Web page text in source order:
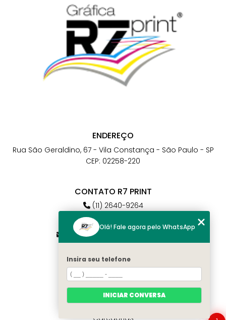
ENDEREÇO
Rua São Geraldino, 67 - Vila Constança - São Paulo - SP
CEP: 02258-220
CONTATO R7 PRINT
(11) 2640-9264
(11) 98784-6664
atendimento@r7print.com.br
MENU
Home
Quem somos
Contato
Olá! Fale agora pelo WhatsApp
Insira seu telefone
INICIAR CONVERSA